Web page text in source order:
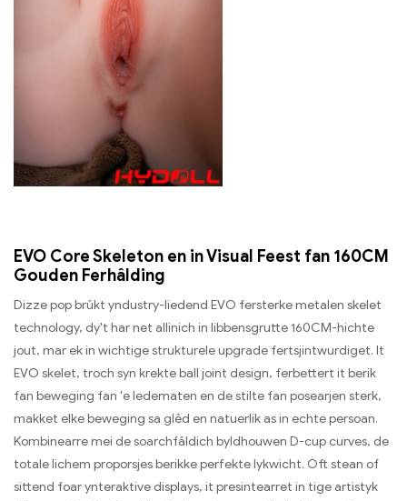
EVO Core Skeleton en in Visual Feest fan 160CM
Gouden Ferhâlding
Dizze pop brûkt yndustry-liedend EVO fersterke metalen skelet
technology, dy't har net allinich in libbensgrutte 160CM-hichte
jout, mar ek in wichtige strukturele upgrade fertsjintwurdiget. It
EVO skelet, troch syn krekte ball joint design, ferbettert it berik
fan beweging fan 'e ledematen en de stilte fan posearjen sterk,
makket elke beweging sa glêd en natuerlik as in echte persoan.
Kombinearre mei de soarchfâldich byldhouwen D-cup curves, de
totale lichem proporsjes berikke perfekte lykwicht. Oft stean of
sittend foar ynteraktive displays, it presintearret in tige artistyk